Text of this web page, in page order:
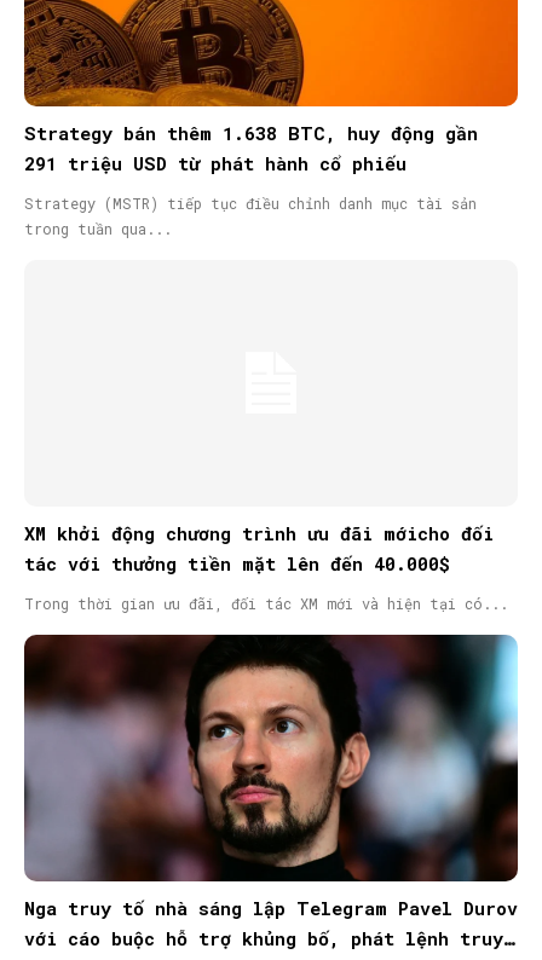
Strategy bán thêm 1.638 BTC, huy động gần
291 triệu USD từ phát hành cổ phiếu
Strategy (MSTR) tiếp tục điều chỉnh danh mục tài sản
trong tuần qua...
XM khởi động chương trình ưu đãi mớicho đối
tác với thưởng tiền mặt lên đến 40.000$
Trong thời gian ưu đãi, đối tác XM mới và hiện tại có...
Nga truy tố nhà sáng lập Telegram Pavel Durov
với cáo buộc hỗ trợ khủng bố, phát lệnh truy